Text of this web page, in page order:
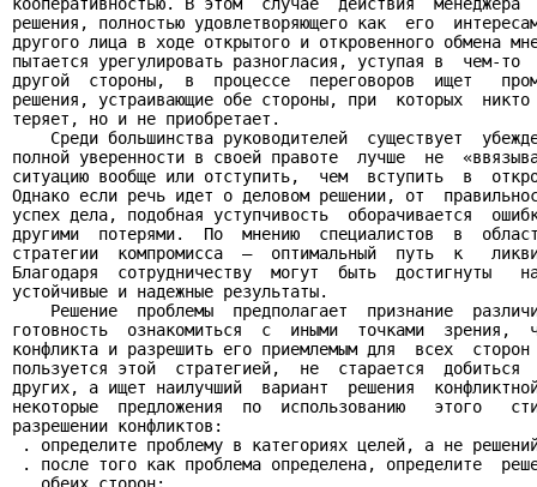
решения, полностью удовлетворяющего как  его
другого лица в ходе открытого и откровенного обмена
пытается урегулировать разногласия, уступая в  чем-
другой  стороны,  в  процессе  переговоров  ищет
решения, устраивающие обе стороны, при  которых
теряет, но и не приобретает.
Среди большинства руководителей  существует
полной уверенности в своей правоте  лучше  не
ситуацию вообще или отступить,  чем  вступить  в
Однако если речь идет о деловом решении, от
успех дела, подобная уступчивость  оборачивается
другими  потерями.  По  мнению  специалистов  в
стратегии  компромисса  —  оптимальный  путь  к
Благодаря  сотрудничеству  могут  быть  достигнуты
устойчивые и надежные результаты.
Решение  проблемы  предполагает  признание
готовность  ознакомиться  с  иными  точками  зрения,
конфликта и разрешить его приемлемым для  всех
пользуется этой  стратегией,  не  старается
других, а ищет наилучший  вариант  решения
некоторые  предложения  по  использованию   этого
разрешении конфликтов:
. определите проблему в категориях целей, а не
. после того как проблема определена, определите